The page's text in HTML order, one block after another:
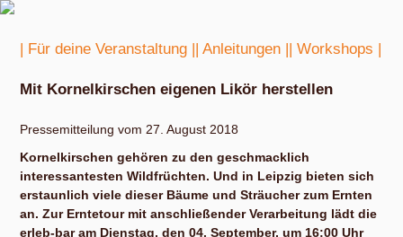
| Für deine Veranstaltung || Anleitungen || Workshops |
Mit Kornelkirschen eigenen Likör herstellen
Pressemitteilung vom 27. August 2018
Kornelkirschen gehören zu den geschmacklich
interessantesten Wildfrüchten. Und in Leipzig bieten sich
erstaunlich viele dieser Bäume und Sträucher zum Ernten
an. Zur Erntetour mit anschließender Verarbeitung lädt die
erleb-bar am Dienstag, den 04. September, um 16:00 Uhr